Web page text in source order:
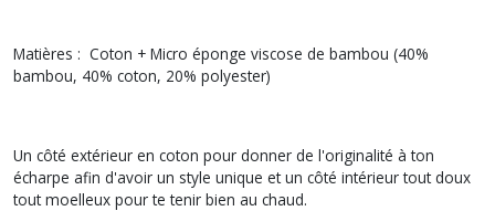
Matières : Coton + Micro éponge viscose de bambou (40%
bambou, 40% coton, 20% polyester)
Un côté extérieur en coton pour donner de l'originalité à ton
écharpe afin d'avoir un style unique et un côté intérieur tout doux
tout moelleux pour te tenir bien au chaud.